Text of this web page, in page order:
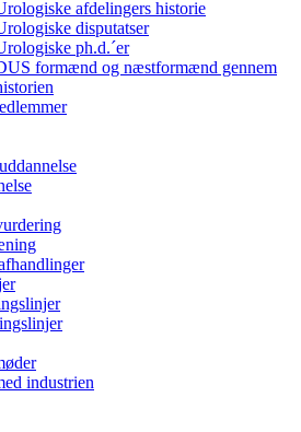
afdelingers historie
disputatser
ph.d.´er
formænd og næstformænd gennem
industrien